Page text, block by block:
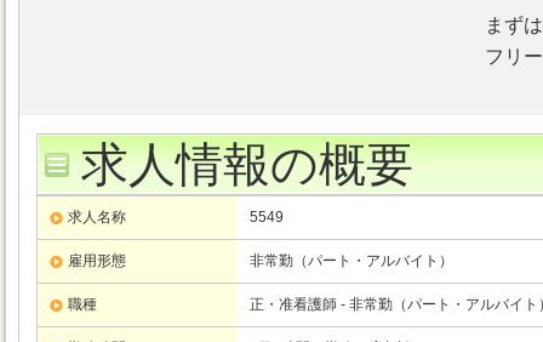
まず
フリ
求人情報の概要
求人名称 5549
雇用形態 非常勤（パート・アルバイト）
職種 正・准看護師 - 非常勤（パート・アルバイト